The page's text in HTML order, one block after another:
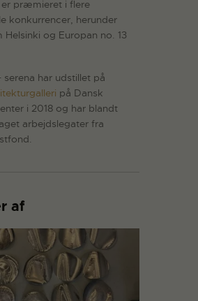
er præmieret i flere
konkurrencer, herunder
Helsinki og Europan no. 13
serena har udstillet på
på Dansk
i 2018 og har blandt
arbejdslegater fra
af